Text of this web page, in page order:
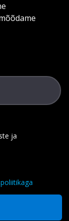
ja